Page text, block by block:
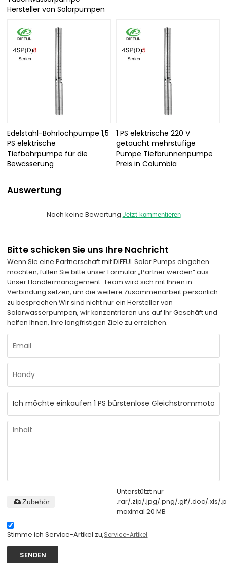
Hersteller von Solarpumpen
Edelstahl-Bohrlochpumpe 1,5
PS elektrische
Tiefbohrpumpe für die
Bewässerung
1 PS elektrische 220 V
getaucht mehrstufige
Pumpe Tiefbrunnenpumpe
Preis in Columbia
Auswertung
Noch keine Bewertung Jetzt kommentieren
Bitte schicken Sie uns Ihre Nachricht
Wenn Sie eine Partnerschaft mit DIFFUL Solar Pumps eingehen
möchten, füllen Sie bitte unser Formular „Partner werden“ aus.
Unser Händlermanagement-Team wird sich mit Ihnen in
Verbindung setzen, um die weitere Zusammenarbeit persönlich
zu besprechen.Wir sind nicht nur ein Hersteller von
Solarwasserpumpen, wir konzentrieren uns auf Ihr Geschäft und
helfen Ihnen, Ihre langfristigen Ziele zu erreichen.
Unterstützt nur
.rar/.zip/.jpg/.png/.gif/.doc/.xls/
maximal 20 MB
Zubehör
Stimme ich Service-Artikel zu,Service-Artikel
SENDEN